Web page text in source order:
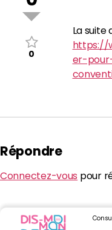
0
La suite
https://
er-
Répondre
Connectez-vous pour